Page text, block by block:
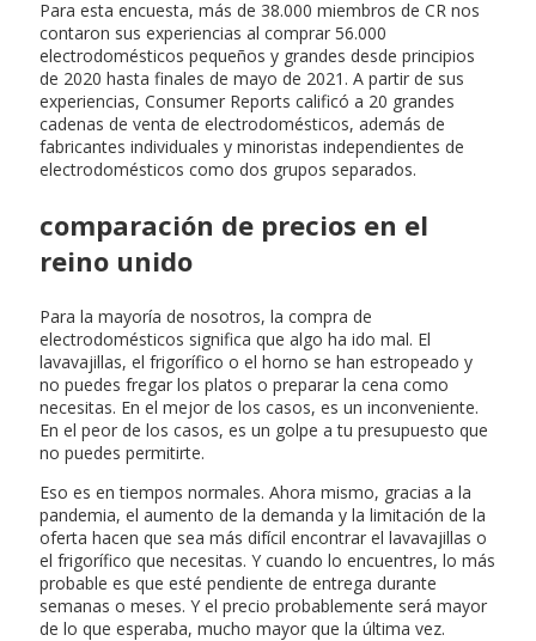
Para esta encuesta, más de 38.000 miembros de CR nos
contaron sus experiencias al comprar 56.000
electrodomésticos pequeños y grandes desde principios
de 2020 hasta finales de mayo de 2021. A partir de sus
experiencias, Consumer Reports calificó a 20 grandes
cadenas de venta de electrodomésticos, además de
fabricantes individuales y minoristas independientes de
electrodomésticos como dos grupos separados.
comparación de precios en el
reino unido
Para la mayoría de nosotros, la compra de
electrodomésticos significa que algo ha ido mal. El
lavavajillas, el frigorífico o el horno se han estropeado y
no puedes fregar los platos o preparar la cena como
necesitas. En el mejor de los casos, es un inconveniente.
En el peor de los casos, es un golpe a tu presupuesto que
no puedes permitirte.
Eso es en tiempos normales. Ahora mismo, gracias a la
pandemia, el aumento de la demanda y la limitación de la
oferta hacen que sea más difícil encontrar el lavavajillas o
el frigorífico que necesitas. Y cuando lo encuentres, lo más
probable es que esté pendiente de entrega durante
semanas o meses. Y el precio probablemente será mayor
de lo que esperaba, mucho mayor que la última vez.